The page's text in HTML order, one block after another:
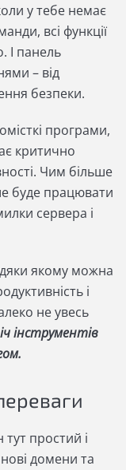
у тебе немає
всі функції
І панель
– від
безпеки.
програми,
критично
Чим більше
буде працювати
сервера і
якому можна
і
не увесь
інструментів
тут простий і
домени та